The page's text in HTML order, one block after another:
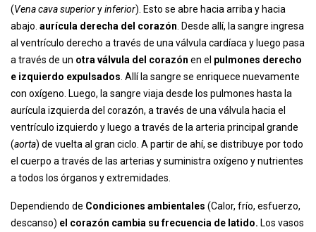
(Vena cava superioryinferior). Esto se abre hacia arriba y hacia
abajo. aurícula derecha del corazón . Desde allí, la sangre ingresa
al ventrículo derecho a través de una válvula cardíaca y luego pasa
a través de un otra válvula del corazón en el pulmones derecho
e izquierdo expulsados . Allí la sangre se enriquece nuevamente
con oxígeno. Luego, la sangre viaja desde los pulmones hasta la
aurícula izquierda del corazón, a través de una válvula hacia el
ventrículo izquierdo y luego a través de la arteria principal grande
(aorta) de vuelta al gran ciclo. A partir de ahí, se distribuye por todo
el cuerpo a través de las arterias y suministra oxígeno y nutrientes
a todos los órganos y extremidades.
Dependiendo de Condiciones ambientales (Calor, frío, esfuerzo,
descanso) el corazón cambia su frecuencia de latido. Los vasos